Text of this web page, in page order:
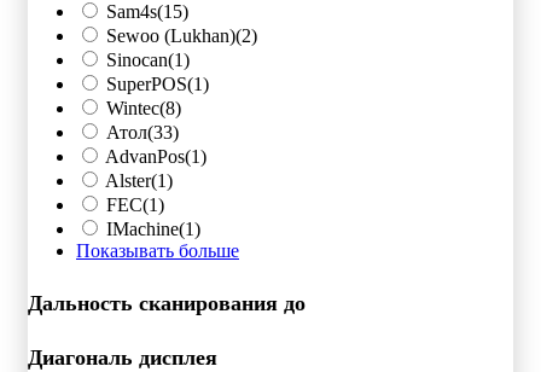
Sam4s(15)
Sewoo (Lukhan)(2)
Sinocan(1)
SuperPOS(1)
Wintec(8)
Атол(33)
AdvanPos(1)
Alster(1)
FEC(1)
IMachine(1)
Показывать больше
Дальность сканирования до
Диагональ дисплея